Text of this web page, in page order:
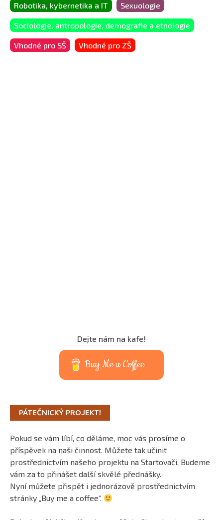
Robotika, kybernetika a IT Sexuologie
Sociologie, antropologie, demografie a etnologie
Vhodné pro SŠ Vhodné pro ZŠ
Dejte nám na kafe!
Buy Me a Coffee
PÁTEČNICKÝ PROJEKT!
Pokud se vám líbí, co děláme, moc vás prosíme o
příspěvek na naši činnost. Můžete tak učinit
prostřednictvím našeho projektu na Startovači. Budeme
vám za to přinášet další skvělé přednášky.
Nyní můžete přispět i jednorázově prostřednictvím
stránky „Buy me a coffee“.